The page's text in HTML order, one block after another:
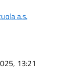
a.s.
13:21